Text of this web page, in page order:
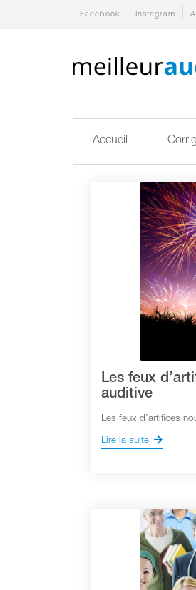
Facebook Instagram
Accueil
Les feux
auditive
Les feux d’artifices
Lire la suite